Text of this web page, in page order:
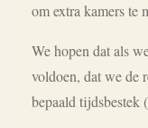
om extra kamers te
We hopen dat als
voldoen, dat we de
bepaald tijdsbestek